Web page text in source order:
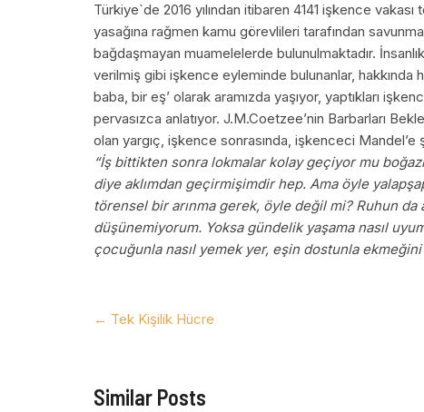
Türkiye`de 2016 yılından itibaren 4141 işkence
yasağına rağmen kamu görevlileri tarafından
bağdaşmayan muamelelerde bulunulmaktadır.
verilmiş gibi işkence eyleminde bulunanlar, hakkında
baba, bir eş’ olarak aramızda yaşıyor, yaptıkları
pervasızca anlatıyor. J.M.Coetzee’nin Barbarları
olan yargıç, işkence sonrasında, işkenceci Mandel’e
“İş bittikten sonra lokmalar kolay geçiyor mu
diye aklımdan geçirmişimdir hep. Ama öyle
törensel bir arınma gerek, öyle değil mi? Ruhun da
düşünemiyorum. Yoksa gündelik yaşama nasıl
çocuğunla nasıl yemek yer, eşin dostunla ekmeğini
← Tek Kişilik Hücre
Similar Posts